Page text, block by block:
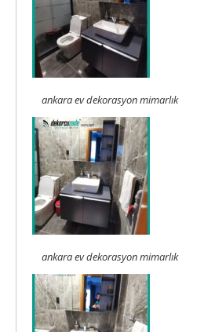
ankara ev dekorasyon mimarlık
ankara ev dekorasyon mimarlık